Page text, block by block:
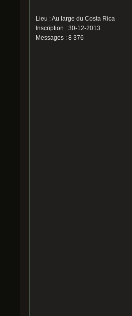
Lieu : Au large du Costa Rica
Inscription : 30-12-2013
Messages : 8 376